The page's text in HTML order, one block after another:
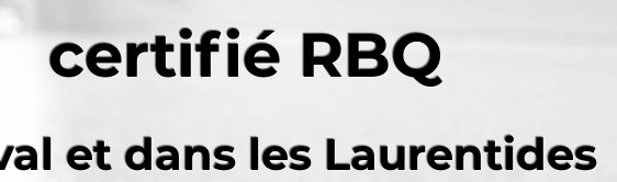
certifié RBQ
et dans les Laurentides